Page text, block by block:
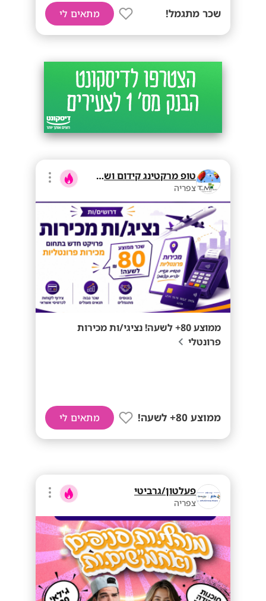
שכר מתגמל! מתאים לי
טופ מרקטינג קידום ושיווק בע"מ
צפריה
ממוצע 80+ לשעה! נציגי/ות מכירות
פרונטלי
ממוצע 80+ לשעה! מתאים לי
פעלטון/גרביטי
צפריה